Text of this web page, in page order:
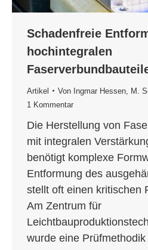
Schadenfreie
hochintegralen
Artikel Von Ingmar Hessen, M.
1 Kommentar
Die Herstellung von
mit integralen
benötigt komplexe
Entformung des
stellt oft einen kritischen
Am Zentrum für
wurde eine